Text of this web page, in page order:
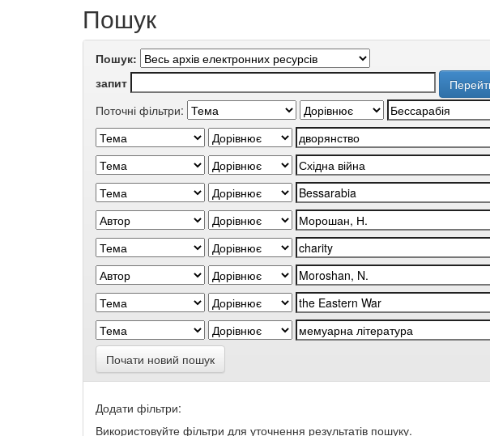
Пошук
Пошук:
запит
Поточні фільтри:
Почати новий пошук
Додати фільтри:
Використовуйте фільтри для уточнення результатів пошуку.